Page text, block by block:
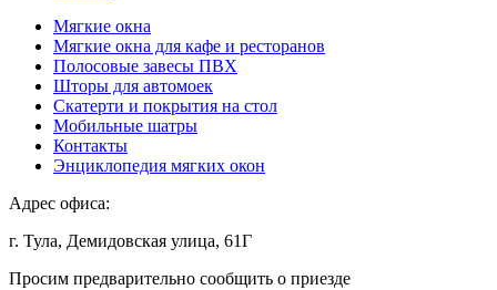
Мягкие окна
Мягкие окна для кафе и ресторанов
Полосовые завесы ПВХ
Шторы для автомоек
Скатерти и покрытия на стол
Мобильные шатры
Контакты
Энциклопедия мягких окон
Адрес офиса:
г. Тула, Демидовская улица, 61Г
Просим предварительно сообщить о приезде